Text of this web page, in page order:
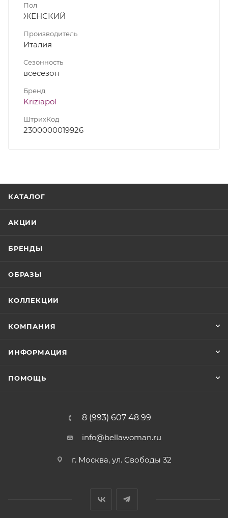
Пол
ЖЕНСКИЙ
Производитель
Италия
Сезонность
всесезон
Бренд
Kriziapol
ШтрихКод
2300000019926
КАТАЛОГ
АКЦИИ
БРЕНДЫ
ОБРАЗЫ
КОЛЛЕКЦИИ
КОМПАНИЯ
ИНФОРМАЦИЯ
ПОМОЩЬ
8 (993) 607 48 99
info@bellawoman.ru
г. Москва, ул. Свободы 32